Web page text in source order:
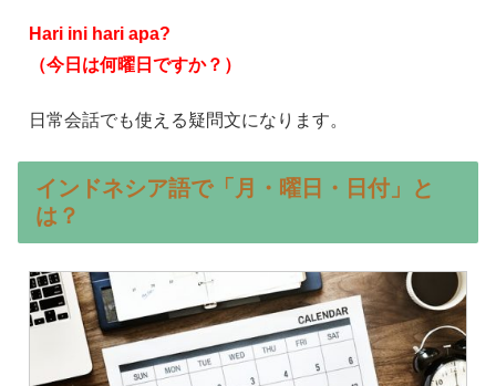
Hari ini hari apa?
（今日は何曜日ですか？）
日常会話でも使える疑問文になります。
インドネシア語で「月・曜日・日付」と
は？